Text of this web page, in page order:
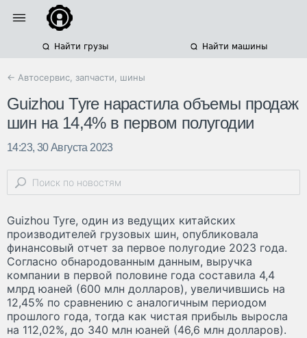
Найти грузы Найти машины
← Автосервис, запчасти, шины
Guizhou Tyre нарастила объемы продаж
шин на 14,4% в первом полугодии
14:23, 30 Августа 2023
Guizhou Tyre, один из ведущих китайских
производителей грузовых шин, опубликовала
финансовый отчет за первое полугодие 2023 года.
Согласно обнародованным данным, выручка
компании в первой половине года составила 4,4
млрд юаней (600 млн долларов), увеличившись на
12,45% по сравнению с аналогичным периодом
прошлого года, тогда как чистая прибыль выросла
на 112,02%, до 340 млн юаней (46,6 млн долларов).